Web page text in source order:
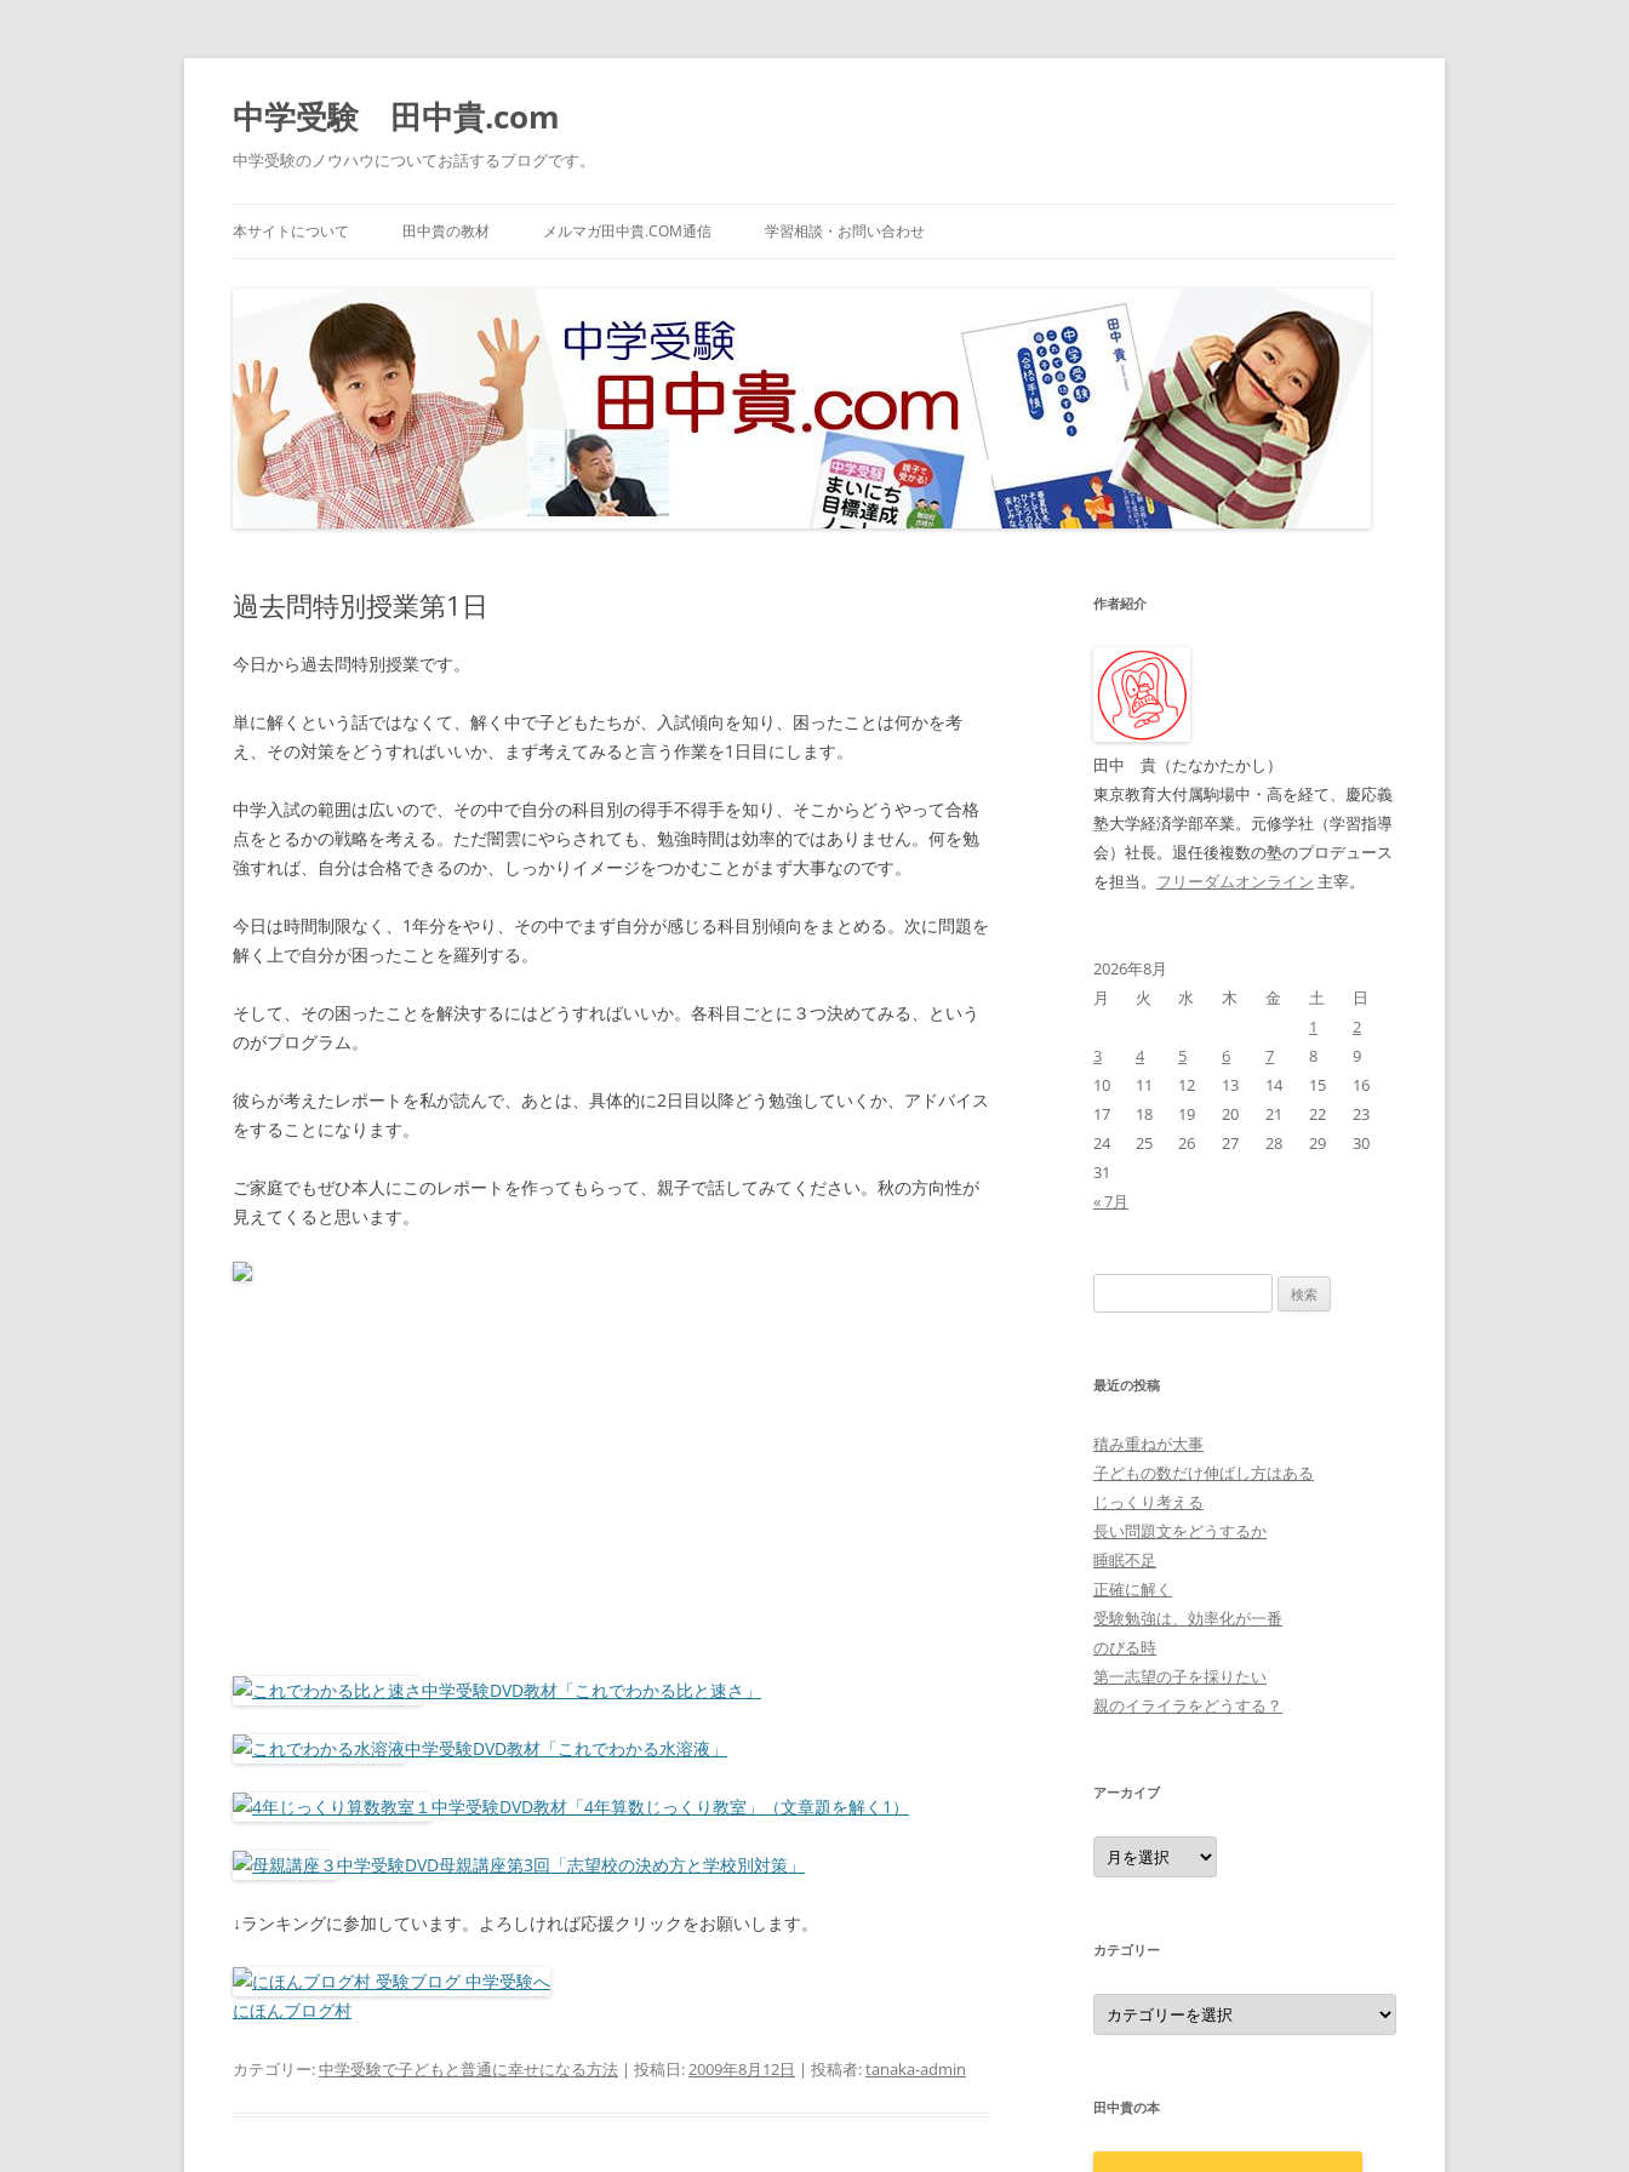
中学受験 田中貴.com
中学受験のノウハウについてお話するブログです。
ン
テ
本サイトについて 田中貴の教材 メルマガ田中貴.COM通信 学習相談・お問い合わせ
過去問特別授業第1日
今日から過去問特別授業です。
単に解くという話ではなくて、解く中で子どもたちが、入試傾向を知り、困ったことは何かを考
え、その対策をどうすればいいか、まず考えてみると言う作業を1日目にします。
中学入試の範囲は広いので、その中で自分の科目別の得手不得手を知り、そこからどうやって合格
点をとるかの戦略を考える。ただ闇雲にやらされても、勉強時間は効率的ではありません。何を勉
強すれば、自分は合格できるのか、しっかりイメージをつかむことがまず大事なのです。
今日は時間制限なく、1年分をやり、その中でまず自分が感じる科目別傾向をまとめる。次に問題を
解く上で自分が困ったことを羅列する。
そして、その困ったことを解決するにはどうすればいいか。各科目ごとに３つ決めてみる、という
のがプログラム。
彼らが考えたレポートを私が読んで、あとは、具体的に2日目以降どう勉強していくか、アドバイス
をすることになります。
ご家庭でもぜひ本人にこのレポートを作ってもらって、親子で話してみてください。秋の方向性が
見えてくると思います。
中学受験DVD教材「これでわかる比と速さ」
中学受験DVD教材「これでわかる水溶液」
中学受験DVD教材「4年算数じっくり教室」（文章題を解く1）
中学受験DVD母親講座第3回「志望校の決め方と学校別対策」
↓ランキングに参加しています。よろしければ応援クリックをお願いします。
にほんブログ村
カテゴリー:中学受験で子どもと普通に幸せになる方法 | 投稿日:2009年8月12日 | 投稿者:tanaka-admin
作者紹介
田中 貴（たなかたかし）
東京教育大付属駒場中・高を経て、慶応義
塾大学経済学部卒業。元修学社（学習指導
会）社長。退任後複数の塾のプロデュース
を担当。 フリーダムオンライン 主宰。
2026年8月
月
火 水 木 金 土
日
1
2
3
4 5 6 7 8
9
10
11 12 13 14 15
16
17
18 19 20 21 22
23
24
25 26 27 28 29
30
31
« 7月
索:
最近の投稿
積み重ねが大事
子どもの数だけ伸ばし方はある
じっくり考える
長い問題文をどうするか
睡眠不足
正確に解く
受験勉強は、効率化が一番
のびる時
第一志望の子を採りたい
親のイライラをどうする？
アーカイブ
ア
ー
カ
カテゴリー
カ
テ
ゴ
田中貴の本